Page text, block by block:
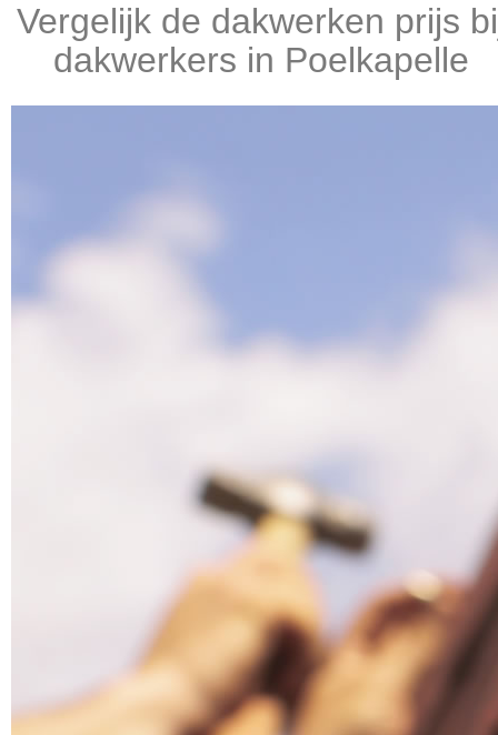
Vergelijk de dakwerken prijs
dakwerkers in Poelkapelle